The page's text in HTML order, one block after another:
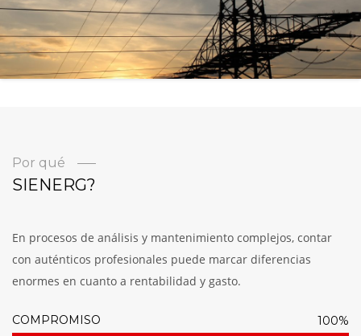
Por qué
SIENERG?
En procesos de análisis y mantenimiento complejos, contar
con auténticos profesionales puede marcar diferencias
enormes en cuanto a rentabilidad y gasto.
COMPROMISO 100%